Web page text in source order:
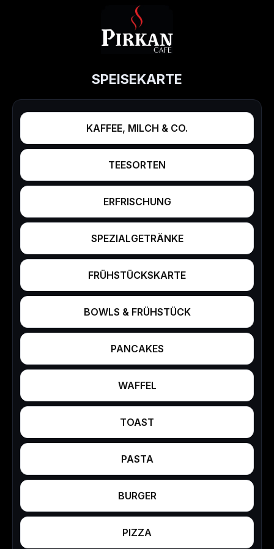
SPEISEKARTE
KAFFEE, MILCH & CO.
TEESORTEN
ERFRISCHUNG
SPEZIALGETRÄNKE
FRÜHSTÜCKSKARTE
BOWLS & FRÜHSTÜCK
PANCAKES
WAFFEL
TOAST
PASTA
BURGER
PIZZA